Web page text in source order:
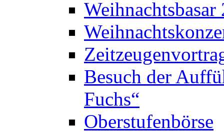
Weihnachtsbasar
Besuch der
Fuchs“
Oberstufenbörse